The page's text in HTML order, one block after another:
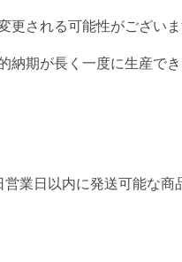
される可能性がございま
期が長く一度に生産で
業日以内に発送可能な